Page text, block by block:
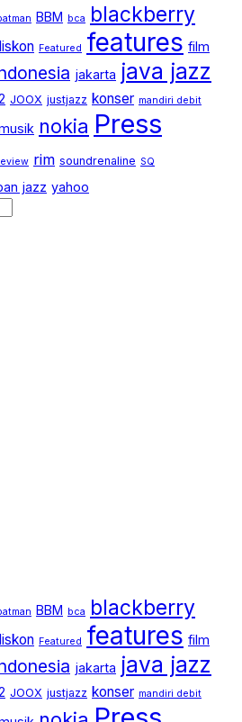
BBM bca blackberry
Featured features film
jakarta java jazz
JOOX justjazz konser mandiri debit
nokia Press
rim soundrenaline SQ
jazz yahoo
BBM bca blackberry
Featured features film
jakarta java jazz
JOOX justjazz konser mandiri debit